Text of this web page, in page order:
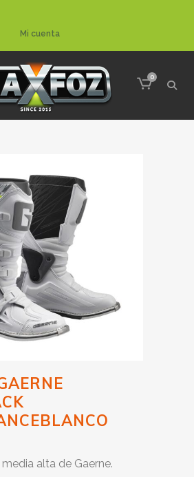
Mi cuenta
0
alta de Gaerne.